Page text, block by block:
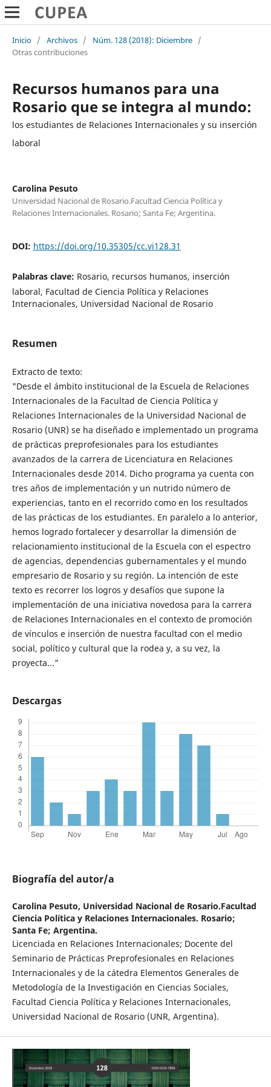
Inicio / Archivos / Núm. 128 (2018): Diciembre /
Otras contribuciones
Recursos humanos para una
Rosario que se integra al mundo:
los estudiantes de Relaciones Internacionales y su inserción
laboral
Carolina Pesuto
Universidad Nacional de Rosario.Facultad Ciencia Política y
Relaciones Internacionales. Rosario; Santa Fe; Argentina.
DOI: https://doi.org/10.35305/cc.vi128.31
Palabras clave: Rosario, recursos humanos, inserción
laboral, Facultad de Ciencia Política y Relaciones
Internacionales, Universidad Nacional de Rosario
Resumen
Extracto de texto:
"Desde el ámbito institucional de la Escuela de Relaciones
Internacionales de la Facultad de Ciencia Política y
Relaciones Internacionales de la Universidad Nacional de
Rosario (UNR) se ha diseñado e implementado un programa
de prácticas preprofesionales para los estudiantes
avanzados de la carrera de Licenciatura en Relaciones
Internacionales desde 2014. Dicho programa ya cuenta con
tres años de implementación y un nutrido número de
experiencias, tanto en el recorrido como en los resultados
de las prácticas de los estudiantes. En paralelo a lo anterior,
hemos logrado fortalecer y desarrollar la dimensión de
relacionamiento institucional de la Escuela con el espectro
de agencias, dependencias gubernamentales y el mundo
empresario de Rosario y su región. La intención de este
texto es recorrer los logros y desafíos que supone la
implementación de una iniciativa novedosa para la carrera
de Relaciones Internacionales en el contexto de promoción
de vínculos e inserción de nuestra facultad con el medio
social, político y cultural que la rodea y, a su vez, la
proyecta..."
Descargas
Biografía del autor/a
Carolina Pesuto, Universidad Nacional de Rosario.Facultad
Ciencia Política y Relaciones Internacionales. Rosario;
Santa Fe; Argentina.
Licenciada en Relaciones Internacionales; Docente del
Seminario de Prácticas Preprofesionales en Relaciones
Internacionales y de la cátedra Elementos Generales de
Metodología de la Investigación en Ciencias Sociales,
Facultad Ciencia Política y Relaciones Internacionales,
Universidad Nacional de Rosario (UNR, Argentina).